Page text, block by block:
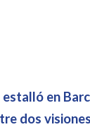
en
dos visiones